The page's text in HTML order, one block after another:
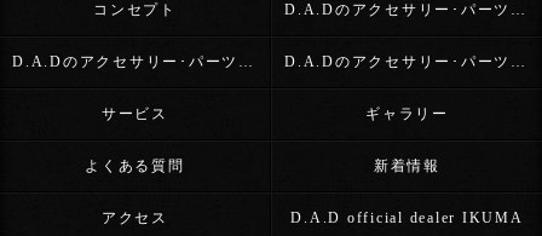
コンセプト D.A.Dのアクセサリー･パーツ･D.A.D OFFICIAL DEALER IKUMAの口コミ情報
D.A.Dのアクセサリー･パーツ･D.A.D OFFICIAL DEALER IKUMAの評判 D.A.Dのアクセサリー･パーツ･D.A.D OFFICIAL DEALER IKUMAのお客様の声
サービス ギャラリー
よくある質問 新着情報
アクセス D.A.D official dealer IKUMA